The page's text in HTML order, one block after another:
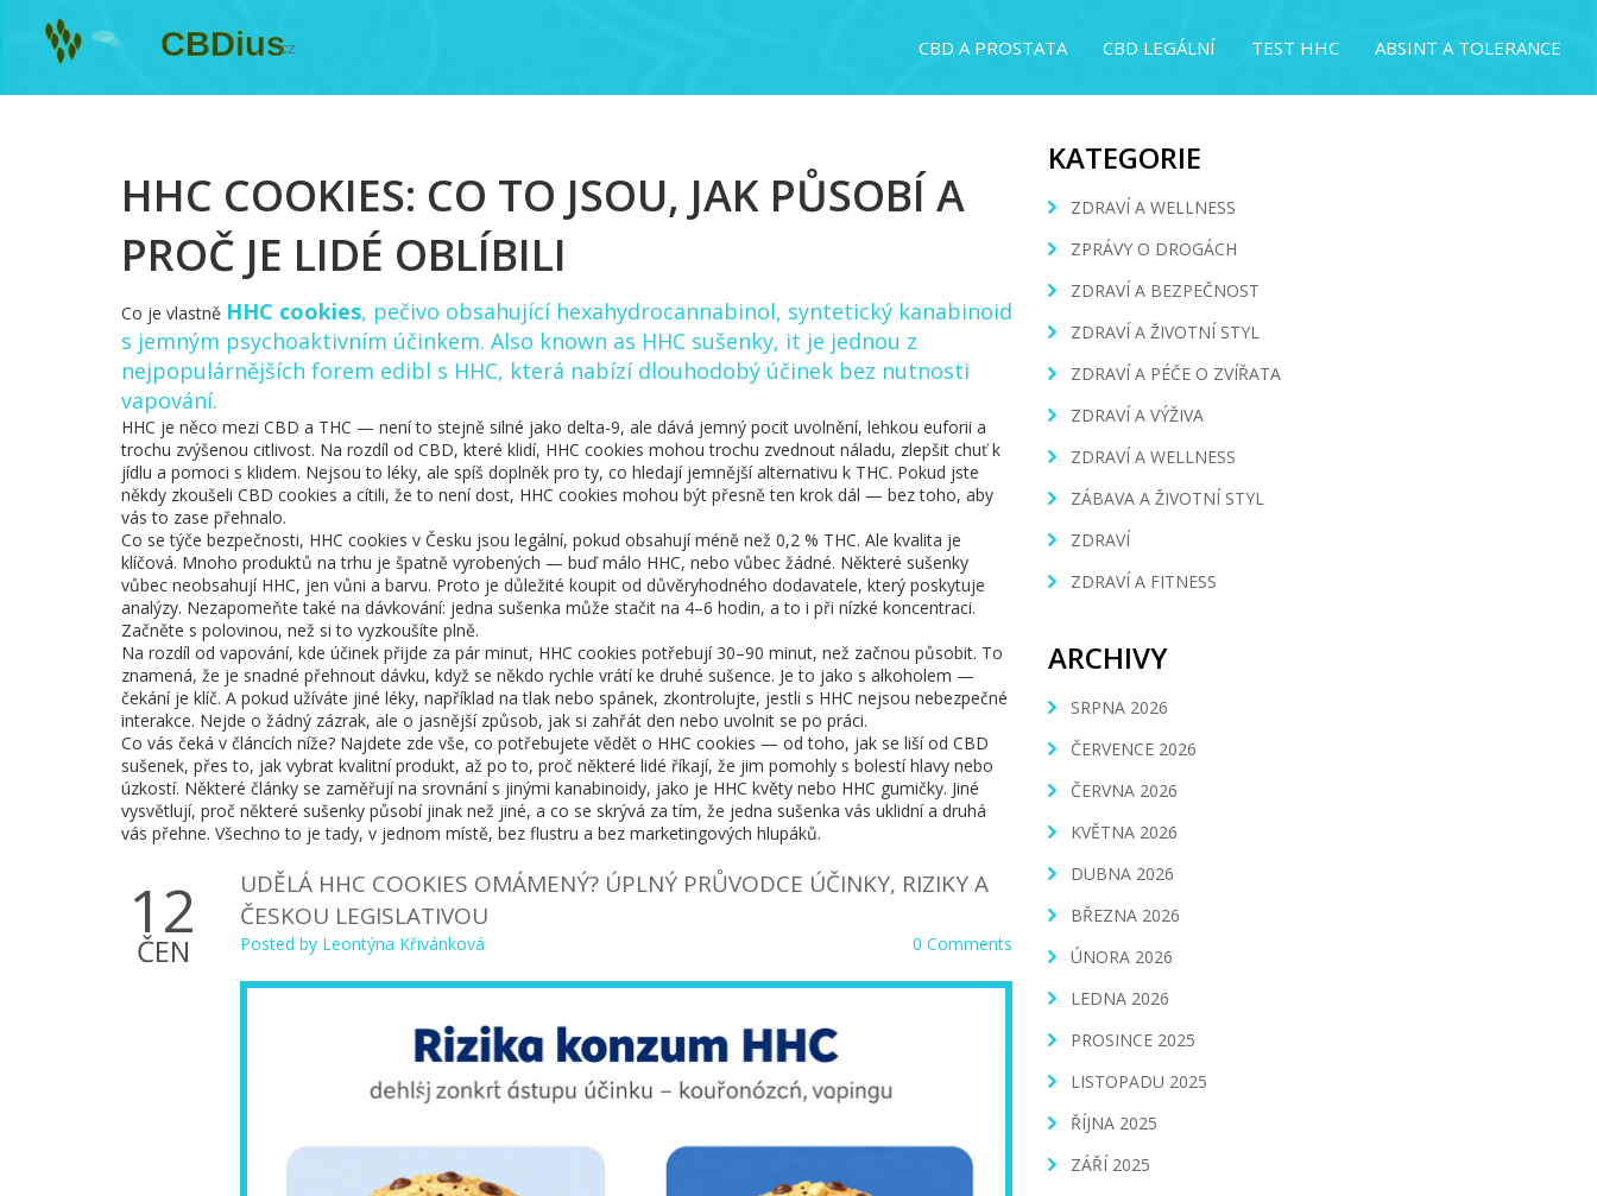
CBD A PROSTATA CBD LEGÁLNÍ TEST HHC ABSINT A TOLERANCE
HHC COOKIES: CO TO JSOU, JAK PŮSOBÍ A
PROČ JE LIDÉ OBLÍBILI
Co je vlastně HHC cookies, pečivo obsahující hexahydrocannabinol, syntetický kanabinoid
s jemným psychoaktivním účinkem. Also known as HHC sušenky, it je jednou z
nejpopulárnějších forem edibl s HHC, která nabízí dlouhodobý účinek bez nutnosti
vapování.
HHC je něco mezi CBD a THC — není to stejně silné jako delta-9, ale dává jemný pocit uvolnění, lehkou euforii a
trochu zvýšenou citlivost. Na rozdíl od CBD, které klidí, HHC cookies mohou trochu zvednout náladu, zlepšit chuť k
jídlu a pomoci s klidem. Nejsou to léky, ale spíš doplněk pro ty, co hledají jemnější alternativu k THC. Pokud jste
někdy zkoušeli CBD cookies a cítili, že to není dost, HHC cookies mohou být přesně ten krok dál — bez toho, aby
vás to zase přehnalo.
Co se týče bezpečnosti, HHC cookies v Česku jsou legální, pokud obsahují méně než 0,2 % THC. Ale kvalita je
klíčová. Mnoho produktů na trhu je špatně vyrobených — buď málo HHC, nebo vůbec žádné. Některé sušenky
vůbec neobsahují HHC, jen vůni a barvu. Proto je důležité koupit od důvěryhodného dodavatele, který poskytuje
analýzy. Nezapomeňte také na dávkování: jedna sušenka může stačit na 4–6 hodin, a to i při nízké koncentraci.
Začněte s polovinou, než si to vyzkoušíte plně.
Na rozdíl od vapování, kde účinek přijde za pár minut, HHC cookies potřebují 30–90 minut, než začnou působit. To
znamená, že je snadné přehnout dávku, když se někdo rychle vrátí ke druhé sušence. Je to jako s alkoholem —
čekání je klíč. A pokud užíváte jiné léky, například na tlak nebo spánek, zkontrolujte, jestli s HHC nejsou nebezpečné
interakce. Nejde o žádný zázrak, ale o jasnější způsob, jak si zahřát den nebo uvolnit se po práci.
Co vás čeká v článcích níže? Najdete zde vše, co potřebujete vědět o HHC cookies — od toho, jak se liší od CBD
sušenek, přes to, jak vybrat kvalitní produkt, až po to, proč některé lidé říkají, že jim pomohly s bolestí hlavy nebo
úzkostí. Některé články se zaměřují na srovnání s jinými kanabinoidy, jako je HHC květy nebo HHC gumičky. Jiné
vysvětlují, proč některé sušenky působí jinak než jiné, a co se skrývá za tím, že jedna sušenka vás uklidní a druhá
vás přehne. Všechno to je tady, v jednom místě, bez flustru a bez marketingových hlupáků.
12
ČEN
UDĚLÁ HHC COOKIES OMÁMENÝ? ÚPLNÝ PRŮVODCE ÚČINKY, RIZIKY A
ČESKOU LEGISLATIVOU
Posted by Leontýna Křivánková 0 Comments
KATEGORIE
ZDRAVÍ A WELLNESS
ZPRÁVY O DROGÁCH
ZDRAVÍ A BEZPEČNOST
ZDRAVÍ A ŽIVOTNÍ STYL
ZDRAVÍ A PÉČE O ZVÍŘATA
ZDRAVÍ A VÝŽIVA
ZDRAVÍ A WELLNESS
ZÁBAVA A ŽIVOTNÍ STYL
ZDRAVÍ
ZDRAVÍ A FITNESS
ARCHIVY
SRPNA 2026
ČERVENCE 2026
ČERVNA 2026
KVĚTNA 2026
DUBNA 2026
BŘEZNA 2026
ÚNORA 2026
LEDNA 2026
PROSINCE 2025
LISTOPADU 2025
ŘÍJNA 2025
ZÁŘÍ 2025